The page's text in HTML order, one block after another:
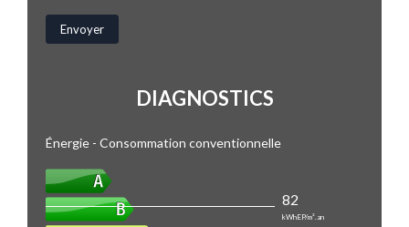
DIAGNOSTICS
Énergie - Consommation conventionnelle
82
kWhEP/m².an